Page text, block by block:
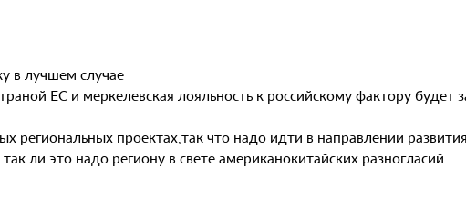
в лучшем случае
ЕС и меркелевская лояльность к российскому фактору будет
региональных проектах,так что надо идти в направлении
ли это надо региону в свете американокитайских разногласий.